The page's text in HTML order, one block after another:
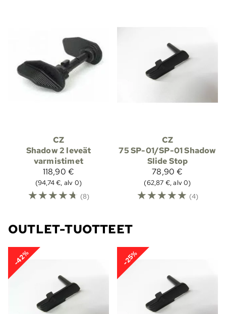
CZ
Shadow 2 leveät
varmistimet
118,90 €
(94,74 €, alv 0)
☆☆☆☆☆ (8)
CZ
75 SP-01/SP-01 Shadow
Slide Stop
78,90 €
(62,87 €, alv 0)
☆☆☆☆☆ (4)
OUTLET-TUOTTEET
-42% -25%